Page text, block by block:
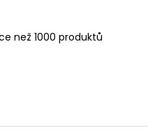
než 1000 produktů